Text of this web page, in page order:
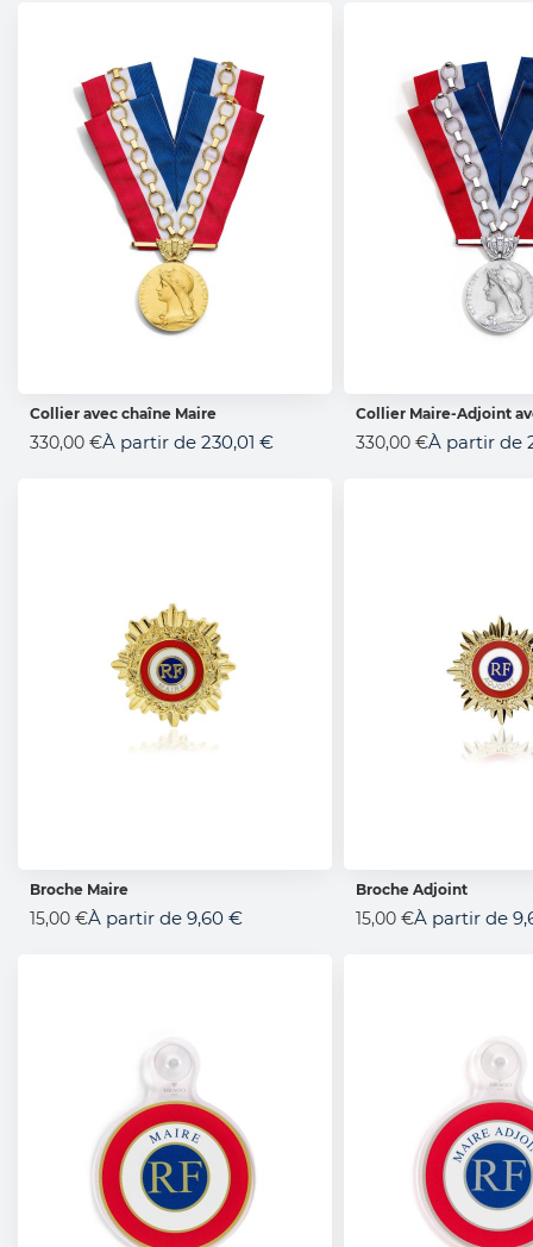
AJOUTER AU PANIER
Collier avec chaîne Maire
330,00 €À partir de 230,01 €
AJOUTER AU
Collier Maire-Adjoint
330,00 €À partir de
AJOUTER AU PANIER
Broche Maire
15,00 €À partir de 9,60 €
AJOUTER AU
Broche Adjoint
15,00 €À partir de